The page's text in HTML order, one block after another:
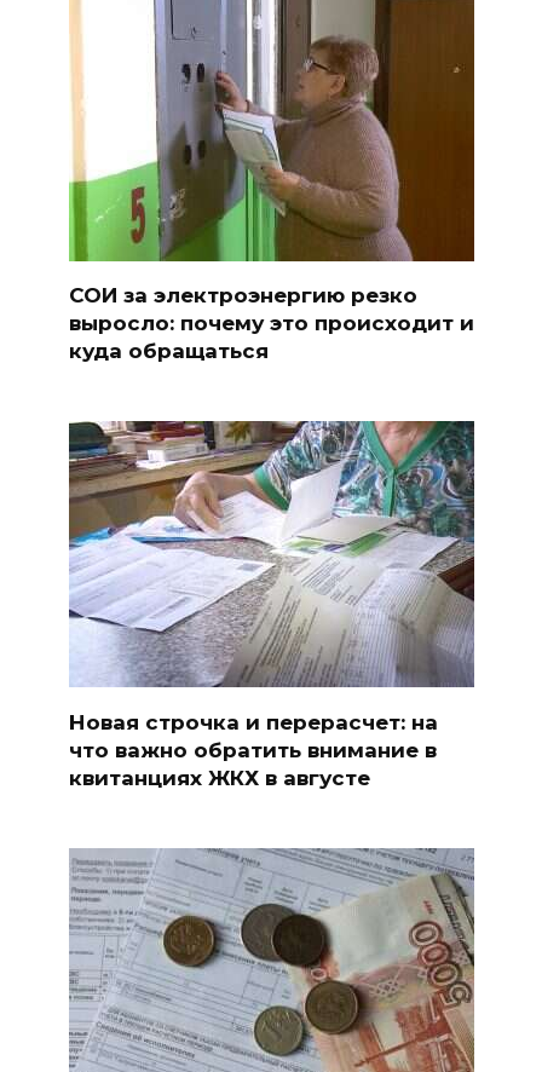
СОИ за электроэнергию резко
выросло: почему это происходит и
куда обращаться
Новая строчка и перерасчет: на
что важно обратить внимание в
квитанциях ЖКХ в августе